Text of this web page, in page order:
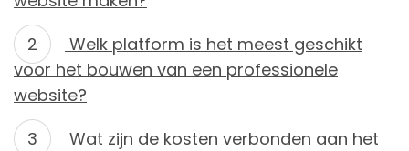
Welk platform is het meest geschikt
voor het bouwen van een professionele
website?
Wat zijn de kosten verbonden aan het